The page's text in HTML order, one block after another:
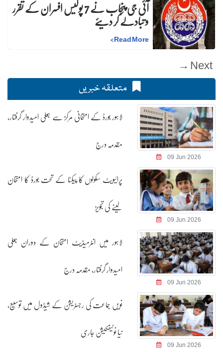
آئی جی پنجاب نے 7 پولیس افسران کے تقرر و تبادلے کر دیئے
Read More
>
Next →
متعلقہ خبریں
09 Jun 2026
لاہور بورڈ کے امتحانی مرکز سے جعلی امیدوار گرفتار،
مقدمہ درج
09 Jun 2026
پرائیویٹ سکولوں کا پیکٹا کے تحت بورڈ کا امتحان
لینے کی تجویز
09 Jun 2026
لاہور میں انٹرمیڈیٹ امتحان کے دوران جعلی
امیدوار گرفتار، مقدمہ درج
09 Jun 2026
نویں جماعت کی رجسٹریشن کے شیڈول میں توسیع،
نیا نوٹیفکیشن جاری